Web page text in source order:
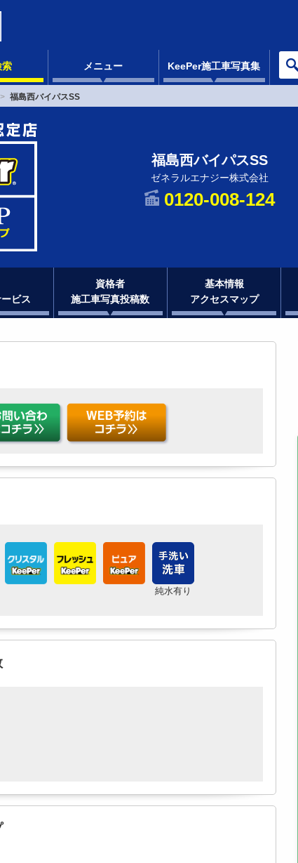
索 メニュー KeePer施工車写真集
福島西バイパスSS
福島西バイパスSS
ゼネラルエナジー株式会社
0120-008-124
ビス
資格者
施工車写真投稿数
基本情報
アクセスマップ
純水有り